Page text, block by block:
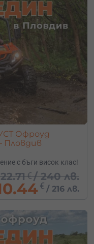
Офроуд
Пловдив
с бъги висок клас!
€ / 240 лв.
€ /216 лв.